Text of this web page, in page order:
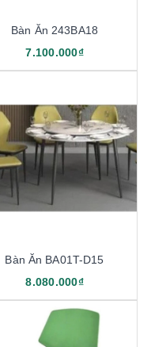
Bàn Ăn 243BA18
7.100.000₫
Bàn Ăn BA01T-D15
8.080.000₫